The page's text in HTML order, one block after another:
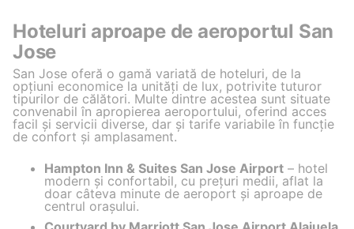
Hoteluri aproape de aeroportul San
Jose
San Jose oferă o gamă variată de hoteluri, de la
opțiuni economice la unități de lux, potrivite tuturor
tipurilor de călători. Multe dintre acestea sunt situate
convenabil în apropierea aeroportului, oferind acces
facil și servicii diverse, dar și tarife variabile în funcție
de confort și amplasament.
Hampton Inn & Suites San Jose Airport – hotel
modern și confortabil, cu prețuri medii, aflat la
doar câteva minute de aeroport și aproape de
centrul orașului.